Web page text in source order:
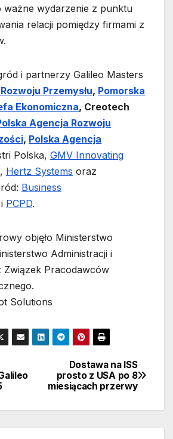
ważne wydarzenie z punktu
relacji pomiędzy firmami z
i partnerzy Galileo Masters
Przemysłu, Pomorska
Ekonomiczna, Creotech
Agencja Rozwoju
, Polska Agencja
Polska, GMV Innovating
, Hertz Systems oraz
Business
PCPD.
objęło Ministerstwo
Administracji i
Pracodawców
Solutions
Dostawa na ISS
prosto z USA po 8
miesiącach przerwy